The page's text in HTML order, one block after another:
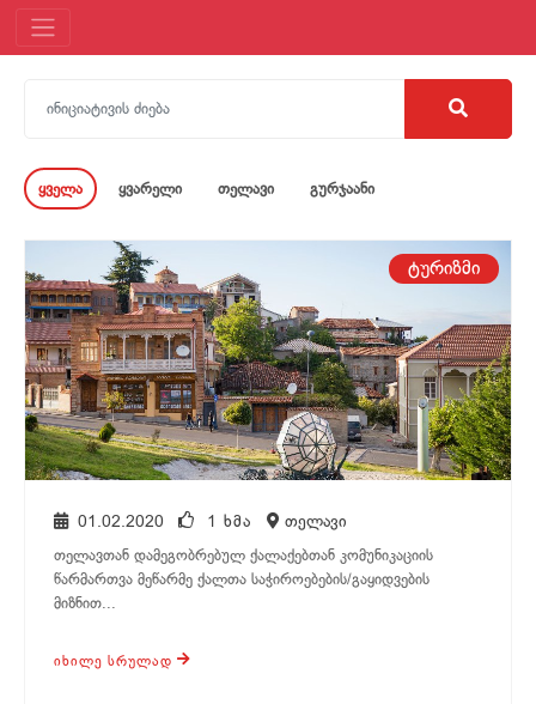
ყველა ყვარელი თელავი გურჯაანი
ტურიზმი
01.02.2020 1 ᲮᲛᲐ თელავი
თელავთან დამეგობრებულ ქალაქებთან კომუნიკაციის
წარმართვა მეწარმე ქალთა საჭიროებების/გაყიდვების
მიზნით...
ᲘᲮᲘᲚᲔ ᲡᲠᲣᲚᲐᲓ